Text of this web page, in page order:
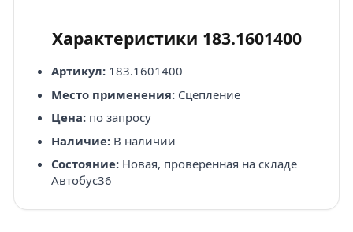
Характеристики 183.1601400
Артикул:183.1601400
Место применения:Сцепление
Цена:по запросу
Наличие:В наличии
Состояние:Новая, проверенная на складе
Автобус36